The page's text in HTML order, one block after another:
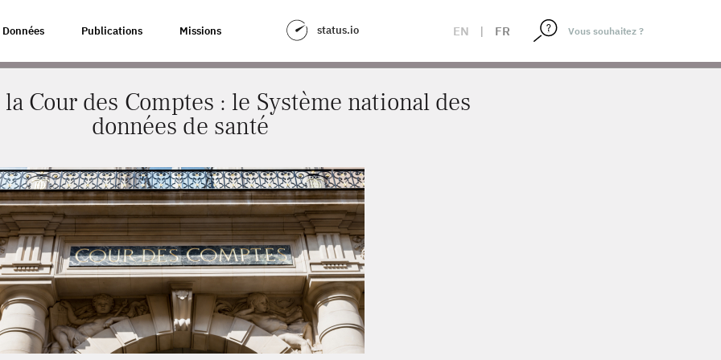
Données Publications Missions status.io EN | FR
: LE SYSTÈME NATIONAL DES DONNÉES DE SANTÉ
Cour des Comptes : le Système national des
données de santé